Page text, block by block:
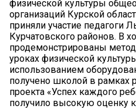
физической культуры
организаций Курской
приняли участие педагоги
Курчатовского районов. В
продемонстрированы
уроках физической
использованием
получено школой в рамках
проекта «Успех каждого
получило высокую оценку